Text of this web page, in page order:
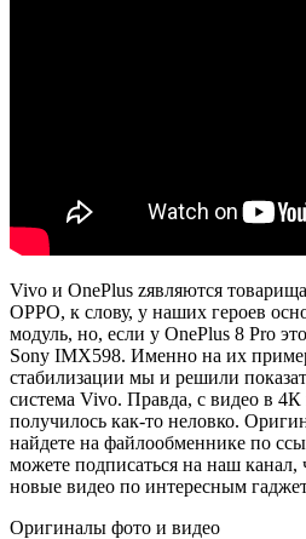
Vivo и OnePlus zявляются
OPPO, к слову, у наших героев
модуль, но, если у OnePlus 8 Pro
Sony IMX598. Именно на их
стабилизации мы и решили
система Vivo. Правда, с видео в
получилось как-то неловко.
найдете на файлообменнике по
можете подписаться на наш канал,
новые видео по интересным
Оригиналы фото и видео